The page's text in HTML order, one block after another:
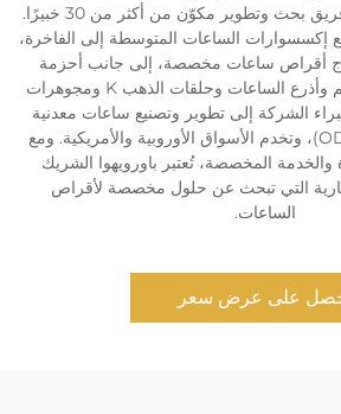
من 500 موظف ماهر وفريق بحث وتطوير مكوّن من أكثر من 30 خبيرًا.
إكسسوارات الساعات المتوسطة إلى الفاخرة،
أقراص ساعات مخصصة، إلى جانب أحزمة
الساعات والعلب والأبازيم وأذرع الساعات وحلقات الذهب K ومجوهرات
الشركة إلى تطوير وتصنيع ساعات معدنية
ثمينة حسب الطلب (ODM)، وتخدم الأسواق الأوروبية والأمريكية. ومع
والخدمة المخصصة، تُعتبر باورويهوا الشريك
التي تبحث عن حلول مخصصة لأقراص
الساعات.
على عرض سعر